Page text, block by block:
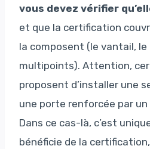
vous devez vérifier
et que la certification
la composent (le vantail,
multipoints). Attention,
proposent d’installer une
une porte renforcée par
Dans ce cas-là, c’est
bénéficie de la